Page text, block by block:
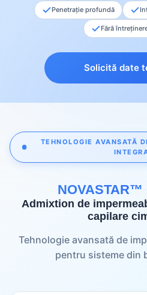
Penetrație profundă
Fără
Solicită date
TEHNOLOGIE AVANSATĂ
NOVASTAR™
Admixtion de
capilare
Tehnologie avansată de
pentru sisteme din